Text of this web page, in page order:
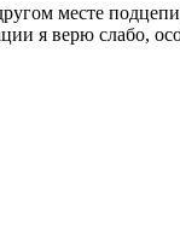
месте
я верю слабо,